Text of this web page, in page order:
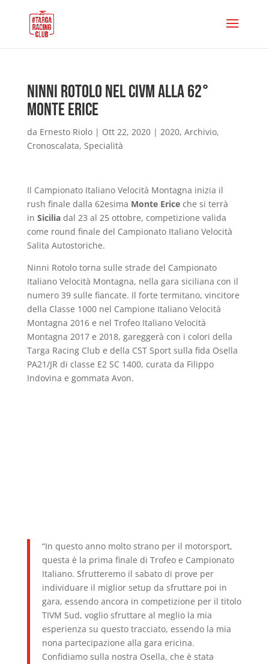
Ninni Rotolo nel CIVM alla 62°
Monte Erice
da Ernesto Riolo| Ott 22, 2020| 2020, Archivio,
Cronoscalata, Specialità
Il Campionato Italiano Velocità Montagna inizia il
rush finale dalla 62esima Monte Ericeche si terrà
in Sicilia dal 23 al 25 ottobre, competizione valida
come round finale del Campionato Italiano Velocità
Salita Autostoriche.
Ninni Rotolo torna sulle strade del Campionato
Italiano Velocità Montagna, nella gara siciliana con il
numero 39 sulle fiancate. Il forte termitano, vincitore
della Classe 1000 nel Campione Italiano Velocità
Montagna 2016 e nel Trofeo Italiano Velocità
Montagna 2017 e 2018, gareggerà con i colori della
Targa Racing Club e della CST Sport sulla fida Osella
PA21/JR di classe E2 SC 1400, curata da Filippo
Indovina e gommata Avon.
“In questo anno molto strano per il motorsport,
questa è la prima finale di Trofeo e Campionato
Italiano. Sfrutteremo il sabato di prove per
individuare il miglior setup da sfruttare poi in
gara, essendo ancora in competizione per il titolo
TIVM Sud, voglio sfruttare al meglio la mia
esperienza su questo tracciato, essendo la mia
nona partecipazione alla gara ericina.
Confidiamo sulla nostra Osella, che è stata